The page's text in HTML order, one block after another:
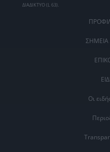
ΔΙΑΔΙΚΤΥΟ (L 63).
Οι